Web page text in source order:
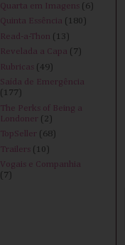
Quarta em Imagens (6)
Quinta Essência
(180)
Read-a-Thon (13)
Revelada a Capa
(7)
Rubricas (49)
Saída de Emergência
(177)
The Perks of Being a
Londoner (2)
TopSeller
(68)
Trailers (10)
Vogais e Companhia
(7)